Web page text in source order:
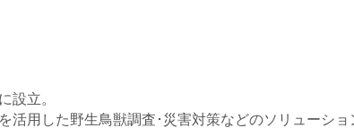
設立。
活用した野生鳥獣調査･災害対策などのソリューシ